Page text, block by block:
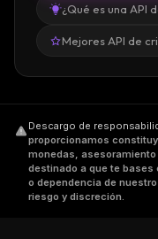
¿Qué es una API
Mejores API de
Descargo de
proporcionamos
monedas,
destinado a que te bases
o dependencia de
riesgo y discreción.